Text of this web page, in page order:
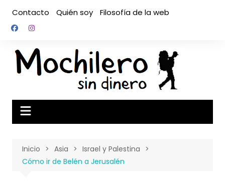
contenido
Contacto Quién soy Filosofía de la web
Inicio Asia
Israel y Palestina
Cómo ir de Belén a Jerusalén